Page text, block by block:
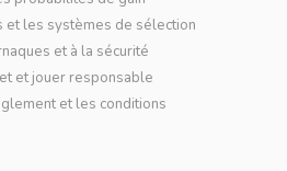
et les systèmes de sélection
et à la sécurité
et jouer responsable
et les conditions